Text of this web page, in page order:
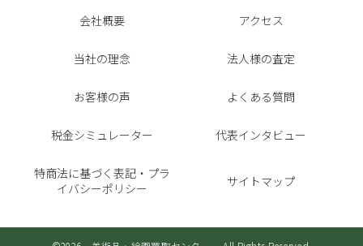
会社概要 アクセス
当社の理念 法人様の査定
お客様の声 よくある質問
税金シミュレーター 代表インタビュー
特商法に基づく表記・プラ
イバシーポリシー
サイトマップ